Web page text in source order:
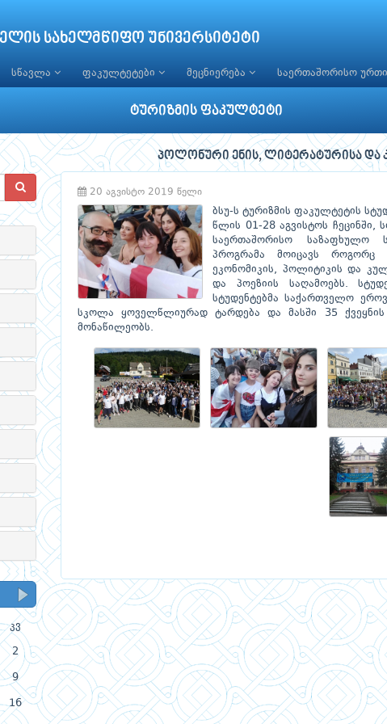
სახელმწიფო უნივერსიტეტი
სწავლა ფაკულტეტები მეცნიერება საერთაშორისო
ტურიზმის ფაკულტეტი
კვ
2
9
16
პოლონური ენის, ლიტერატურისა
20 აგვისტო 2019 წელი
ბსუ-ს ტურიზმის ფაკულტეტის
წლის 01-28 აგვისტოს ჩეცინში,
საერთაშორისო საზაფხულო
პროგრამა მოიცავს როგორც
ეკონომიკის, პოლიტიკის და
და პოეზიის საღამოებს.
სტუდენტებმა საქართველო
სკოლა ყოველწლიურად ტარდება და მასში 35 ქვეყნის
მონაწილეობს.